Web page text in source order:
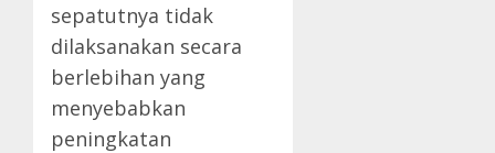
sepatutnya tidak
dilaksanakan secara
berlebihan yang
menyebabkan
peningkatan